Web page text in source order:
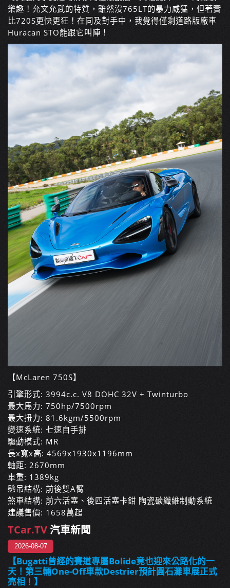
樂趣！允文允武的特質，雖然沒765LT的暴力威猛，但著實
比720S更快更狂！在同及對手中，我覺得僅剩道路版廠車
Huracan STO能跟它叫陣！
【McLaren 750S】
引擎形式: 3994c.c. V8 DOHC 32V + Twinturbo
最大馬力: 750hp/7500rpm
最大扭力: 81.6kgm/5500rpm
變速系統: 七速自手排
驅動模式: MR
長x寬x高: 4569x1930x1196mm
軸距: 2670mm
車重: 1389kg
懸吊結構: 前後雙A臂
煞車結構: 前六活塞、後四活塞卡鉗 陶瓷碳纖維制動系統
建議售價: 1658萬起
TCar.TV汽車新聞
2026-08-07
【Bugatti曾經的賽道專屬Bolide竟也迎來公路化的一
天！第三輛One-Off車款Destrier預計圓石灘車展正式
亮相！】